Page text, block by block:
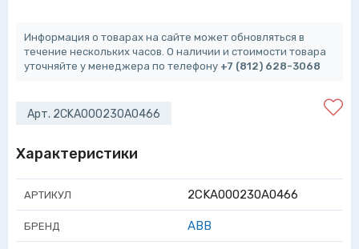
Информация о товарах на сайте может обновляться в
течение нескольких часов. О наличии и стоимости товара
уточняйте у менеджера по телефону +7 (812) 628-3068
Арт. 2CKA000230A0466
Характеристики
АРТИКУЛ 2CKA000230A0466
БРЕНД ABB